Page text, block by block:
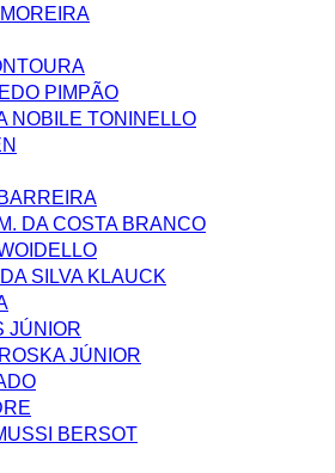
PIMPÃO
NOBILE TONINELLO
DA COSTA BRANCO
SILVA KLAUCK
JÚNIOR
JÚNIOR
BERSOT